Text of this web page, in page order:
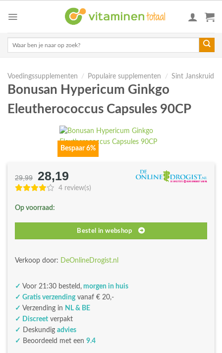
Voedingssupplementen / Populaire supplementen / Sint Janskruid
Bonusan Hypericum Ginkgo
Eleutherococcus Capsules 90CP
Bespaar 6%
29,99
Oorspronkelijke
prijs
€29,99.
28,19
prijs
4 review(s)
Op voorraad:
Bestel in webshop
Verkoop door: DeOnlineDrogist.nl
✓ Voor 21:30 besteld, morgen in huis
✓ Gratis verzendingvanaf € 20,-
✓ Verzending in NL & BE
✓ Discreet verpakt
✓
Deskundig advies
✓ Beoordeeld met een 9.4